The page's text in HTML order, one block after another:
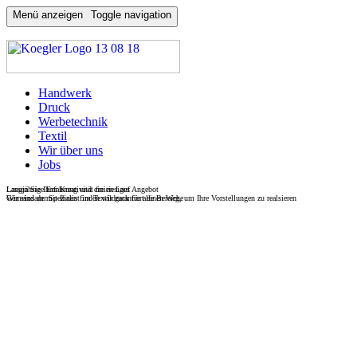
Toggle navigation
Menü anzeigen
Handwerk
Druck
Werbetechnik
Textil
Wir über uns
Jobs
Langjährige Erfahrung und ein riesiges Angebot
Wir sind der Spezialist im Textildruck für alle Bereiche
Lassen Sie Ihrer Kreativität freien Lauf
Gemeinsam mit Ihnen finden wir garantiert einen Weg, um Ihre Vorstellungen zu realsieren